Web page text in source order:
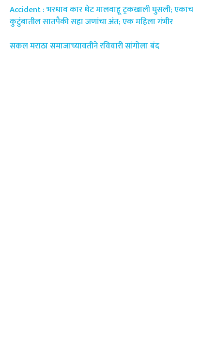
Accident : भरधाव कार थेट मालवाहू ट्रकखाली घुसली; एकाच
कुटुंबातील सातपैकी सहा जणांचा अंत; एक महिला गंभीर
सकल मराठा समाजाच्यावतीने रविवारी सांगोला बंद